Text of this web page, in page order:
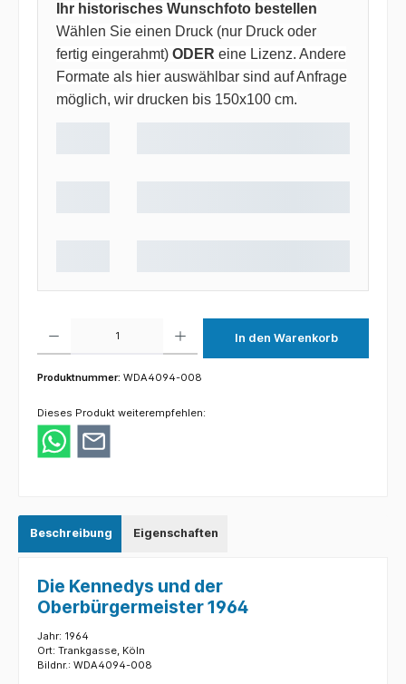
Ihr historisches Wunschfoto bestellen
Wählen Sie einen Druck (nur Druck oder
fertig eingerahmt) ODER eine Lizenz. Andere
Formate als hier auswählbar sind auf Anfrage
möglich, wir drucken bis 150x100 cm.
In den Warenkorb
Produktnummer: WDA4094-008
Dieses Produkt weiterempfehlen:
Beschreibung Eigenschaften
Die Kennedys und der
Oberbürgermeister 1964
Jahr: 1964
Ort: Trankgasse, Köln
Bildnr.: WDA4094-008